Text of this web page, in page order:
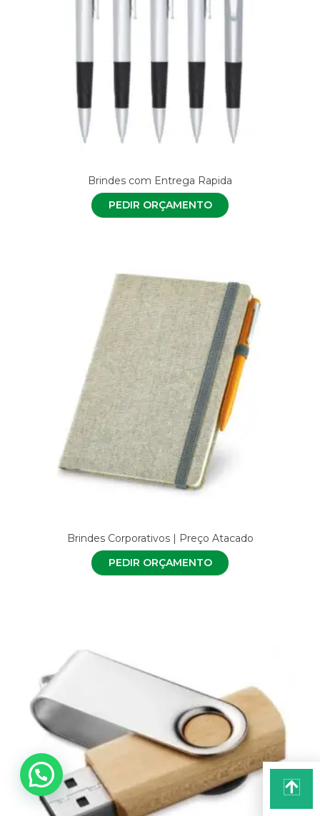
Brindes com Entrega Rapida
PEDIR ORÇAMENTO
Brindes Corporativos | Preço Atacado
PEDIR ORÇAMENTO